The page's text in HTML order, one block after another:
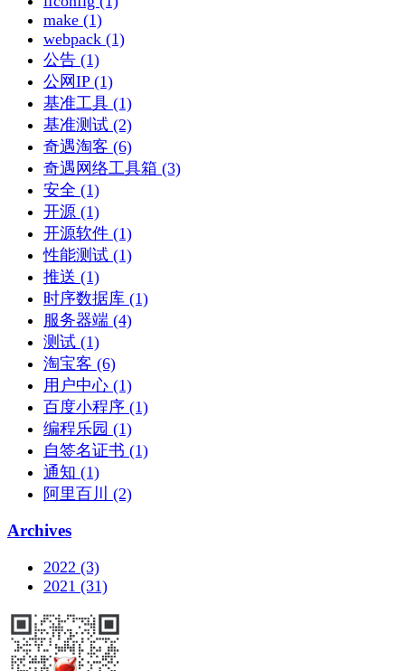
make (1)
webpack (1)
公告 (1)
公网IP (1)
基准工具 (1)
基准测试 (2)
奇遇淘客 (6)
奇遇网络工具箱 (3)
安全 (1)
开源 (1)
开源软件 (1)
性能测试 (1)
推送 (1)
时序数据库 (1)
服务器端 (4)
测试 (1)
淘宝客 (6)
用户中心 (1)
百度小程序 (1)
编程乐园 (1)
自签名证书 (1)
通知 (1)
阿里百川 (2)
Archives
2022 (3)
2021 (31)